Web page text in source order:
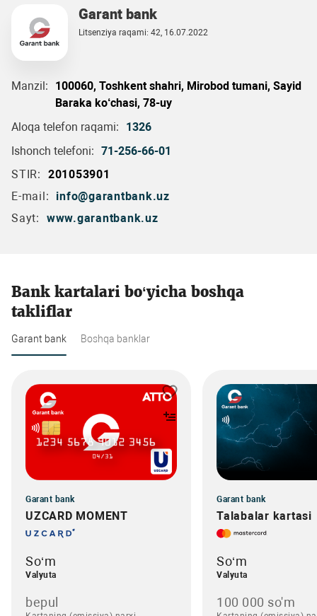
Garant bank
Litsenziya raqami: 42, 16.07.2022
Manzil:
100060, Toshkent shahri, Mirobod tumani, Sayid
Baraka ko‘chasi, 78-uy
Aloqa telefon raqami:
1326
Ishonch telefoni: 71-256-66-01
STIR:
201053901
E-mail:
info@garantbank.uz
Sayt:
www.garantbank.uz
Bank kartalari bo‘yicha boshqa
takliflar
Garant bank Boshqa banklar
Garant bank
UZCARD MOMENT
So‘m
Valyuta
bepul
Garant bank
Talabalar kartasi
So‘m
Valyuta
100 000 so'm